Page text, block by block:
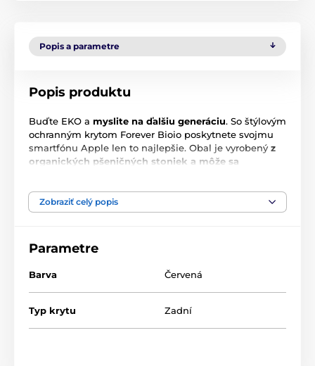
Popis a parametre
Popis produktu
Buďte EKO a myslite na ďalšiu generáciu. So štýlovým
ochranným krytom Forever Bioio poskytnete svojmu
smartfónu Apple len to najlepšie. Obal je vyrobený z
organických pšeničných stoniek a môže sa
elegantným dizajnom a vynikajúcimi ochrannými
vlastnosťami. Zabraňuje poškodeniu povrchu,
pre konektory, ovládacie prvky a objektívy
fotoaparátu. Kvôli svojej pevnej konštrukcii sa síce
ťažšie nasadzuje, ale nakoniec sa stane
bezpečnostným štítom pre váš iPhone
Zobraziť celý popis
Parametre
Barva Červená
Typ krytu Zadní